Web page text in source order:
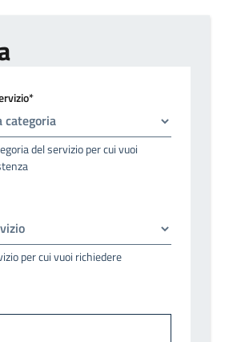
del servizio per cui vuoi
per cui vuoi richiedere